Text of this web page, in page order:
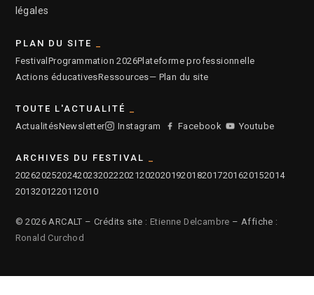
légales
PLAN DU SITE
Festival Programmation 2026Plateforme professionnelle
Actions éducativesRessources— Plan du site
TOUTE L'ACTUALITÉ
ActualitésNewsletter Instagram Facebook Youtube
ARCHIVES DU FESTIVAL
2026202520242023202220212020201920182017201620152014
2013201220112010
© 2026 ARCALT – Crédits site : Etienne Delcambre – Affiche :
Ronald Curchod